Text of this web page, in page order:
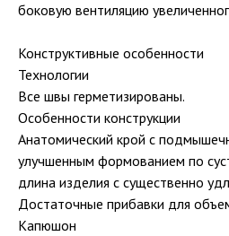
боковую вентиляцию
Конструктивные особенности
Технологии
Все швы герметизированы.
Особенности конструкции
Анатомический крой с
улучшенным формованием по
длина изделия с существенно
Достаточные прибавки для
Капюшон